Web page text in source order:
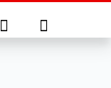
Suche Anmelden